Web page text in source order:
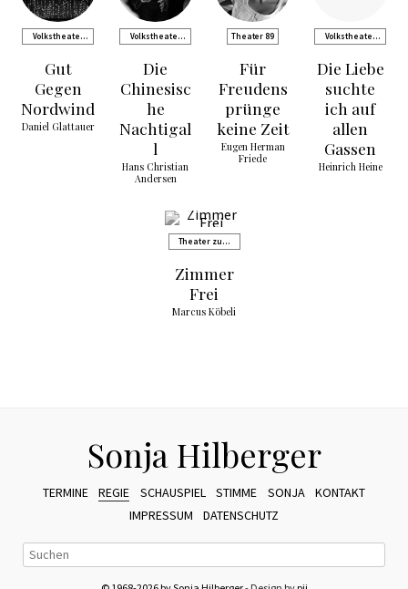
Volkstheater
Gut
Gegen
Nordwind
Daniel Glattauer
Volkstheater
Die
Chinesisc
he
Nachtigal
l
Hans Christian
Andersen
Theater 89
Für
Freudens
prünge
keine Zeit
Eugen Herman
Friede
Volkstheater
Die Liebe
suchte
ich auf
allen
Gassen
Heinrich Heine
Theater zum
Stadthirschen
Zimmer
Frei
Marcus Köbeli
Sonja Hilberger
TERMINE REGIE SCHAUSPIEL STIMME SONJA
KONTAKT
IMPRESSUM
DATENSCHUTZ